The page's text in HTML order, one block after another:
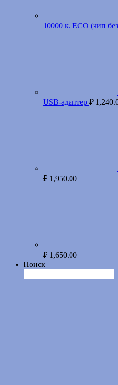
10000 к. ECO (чип
USB-адаптер ₽
₽ 1,950.00
₽ 1,650.00
Поиск